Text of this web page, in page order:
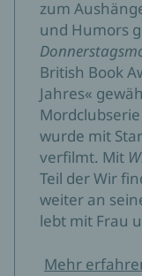
zum
und Humors
British Book
Jahres«
wurde mit
verfilmt. Mit
Teil der Wir
weiter an
lebt mit Frau
Mehr